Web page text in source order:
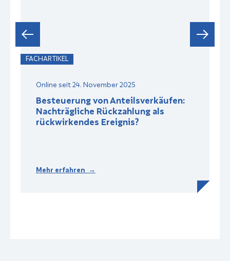
FACHARTIKEL
Online seit 24. November 2025
Besteuerung von Anteilsverkäufen:
Nachträgliche Rückzahlung als
rückwirkendes Ereignis?
Mehr erfahren →